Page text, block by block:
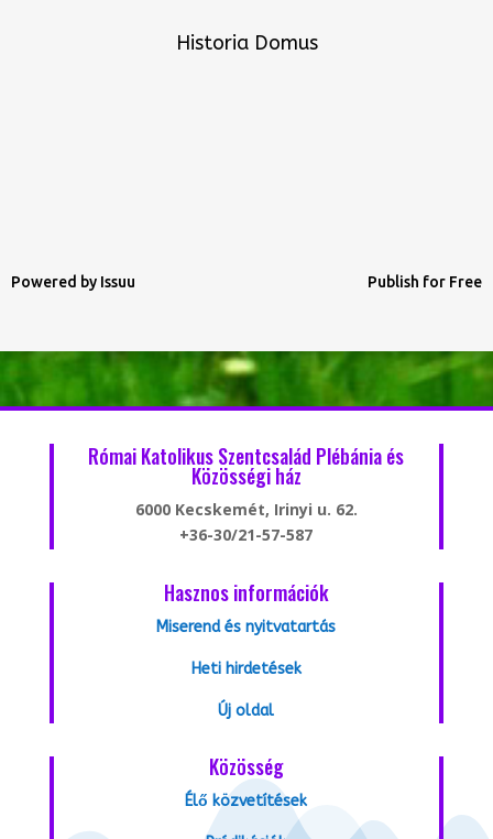
Historia Domus
Powered by Issuu Publish for Free
Római Katolikus Szentcsalád Plébánia és
Közösségi ház
6000 Kecskemét, Irinyi u. 62.
+36-30/21-57-587
Hasznos információk
Miserend és nyitvatartás
Heti hirdetések
Új oldal
Közösség
Élő közvetítések